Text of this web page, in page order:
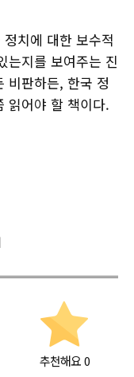
치에 대한 보수적
는지를 보여주는 진
비판하든, 한국 정
읽어야 할 책이다.
추천해요 0